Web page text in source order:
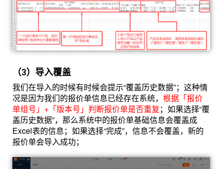
（3）导入覆盖
我们在导入的时候有时候会提示“覆盖历史数据”；这种情
况是因为我们的报价单信息已经存在系统， 根据「报价
单组号」+「版本号」判断报价单是否重复；如果选择“覆
盖历史数据”，那么系统中的报价单基础信息会覆盖成
Excel表的信息；如果选择“完成”，信息不会覆盖，新的
报价单会导入成功；